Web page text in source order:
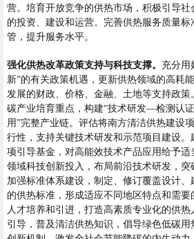
营。培育开放竞争的供热市场，积极引导社
的投资、建设和运营。完善供热服务质量
管，提升服务水平。
强化供热改革政策支持与科技支撑。 充分用
新”的有关政策机遇，更新供热领域的高耗
发展的财政、价格、金融、土地等支持政
碳产业培育重点，构建“技术研发—检测认
用”完整产业链。评估将南方清洁供热建设
行性，支持关键技术研发和示范项目建设
项引导基金，对高能效技术产品应用给予
领域科技创新投入，布局前沿技术研发，突
加强标准体系建设，制定、修订覆盖设计
的供热标准，形成适应不同地区特点和需
人才培养和引进，打造高素质专业化的供
引导，普及清洁供热知识，倡导绿色低碳